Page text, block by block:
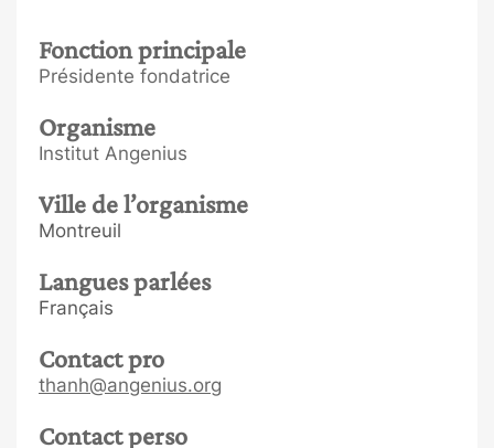
Fonction principale
Présidente fondatrice
Organisme
Institut Angenius
Ville de l’organisme
Montreuil
Langues parlées
Français
Contact pro
thanh@angenius.org
Contact perso